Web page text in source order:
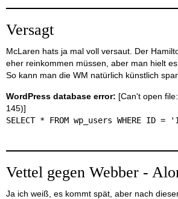
Versagt
McLaren hats ja mal voll versaut. Der
eher reinkommen müssen, aber man hielt
So kann man die WM natürlich künstlich
WordPress database error: [Can't open
145)]
SELECT * FROM wp_users WHERE ID
Vettel gegen Webber -
Ja ich weiß, es kommt spät, aber nach